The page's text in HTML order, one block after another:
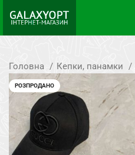
Головна Кепки, панамки
РОЗПРОДАНО